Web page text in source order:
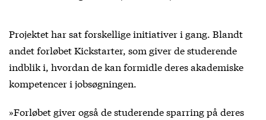
Projektet har sat forskellige initiativer i gang. Blandt
andet forløbet Kickstarter, som giver de studerende
indblik i, hvordan de kan formidle deres akademiske
kompetencer i jobsøgningen.
»Forløbet giver også de studerende sparring på deres